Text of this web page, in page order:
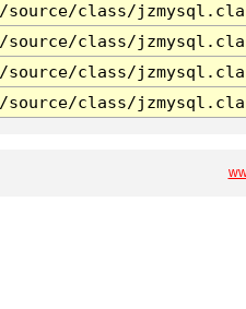
/source/class/
/source/class/
/source/class/
/source/class/